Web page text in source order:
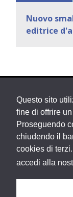
Questo sito
fine di offrire
Proseguendo
chiudendo il
cookies di
accedi alla
Nuovo
editrice
Copyright PDE srl